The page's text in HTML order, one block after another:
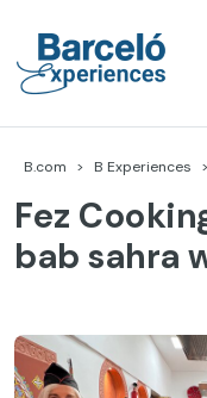
content
B.com B Experiences
Fez
bab sahra